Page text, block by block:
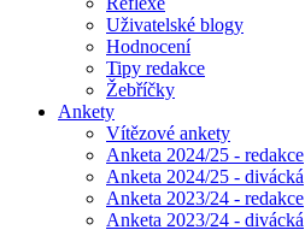
Uživatelské blogy
Hodnocení
Tipy redakce
Žebříčky
Ankety
Vítězové ankety
Anketa 2024/25 - redakce
Anketa 2024/25 - divácká
Anketa 2023/24 - redakce
Anketa 2023/24 - divácká